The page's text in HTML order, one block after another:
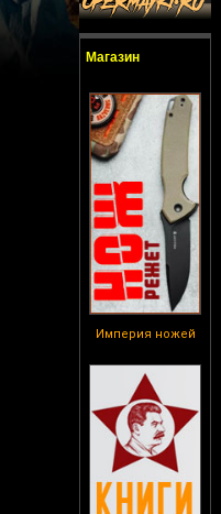
Магазин
Империя ножей